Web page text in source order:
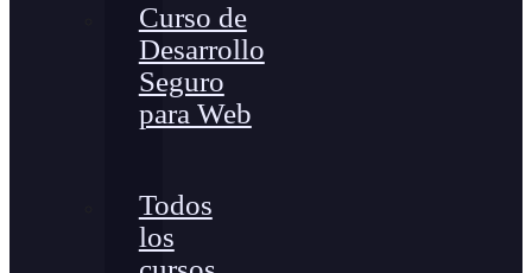
Curso de
Desarrollo
Seguro
para Web
Todos
los